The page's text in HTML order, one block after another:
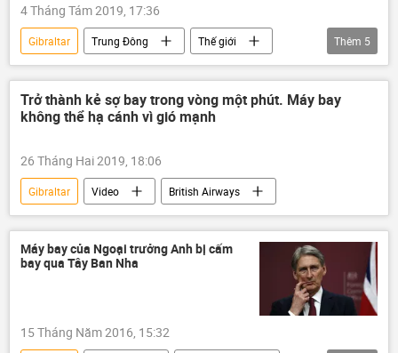
4 Tháng Tám 2019, 17:36
Gibraltar Trung Đông
Thế giới
Iran
Lực lượng Vệ binh Cách mạng Hồi giáo
Vùng vịnh Ba Tư
Anh Syria
Thêm 5
Trở thành kẻ sợ bay trong vòng một phút. Máy bay
không thể hạ cánh vì gió mạnh
26 Tháng Hai 2019, 18:06
Gibraltar Video British Airways
Máy bay của Ngoại trưởng Anh bị cấm
bay qua Tây Ban Nha
15 Tháng Năm 2016, 15:32